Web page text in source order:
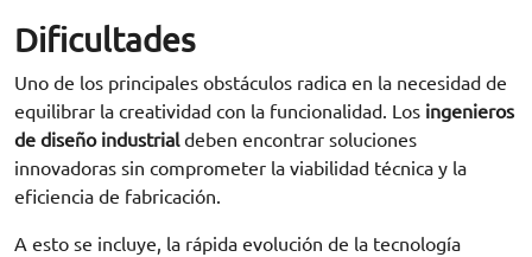
Dificultades
Uno de los principales obstáculos radica en la necesidad de
equilibrar la creatividad con la funcionalidad. Los ingenieros
de diseño industrialdeben encontrar soluciones
innovadoras sin comprometer la viabilidad técnica y la
eficiencia de fabricación.
A esto se incluye, la rápida evolución de la tecnología